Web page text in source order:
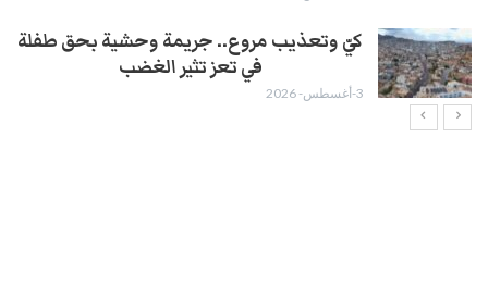
كيّ وتعذيب مروع.. جريمة وحشية بحق طفلة
في تعز تثير الغضب
3-أغسطس- 2026